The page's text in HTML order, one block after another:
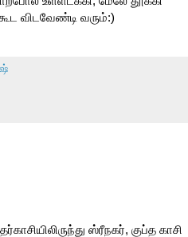
விடவேண்டி வரும்:)
ஸ்ரீநகர், குப்த காசி